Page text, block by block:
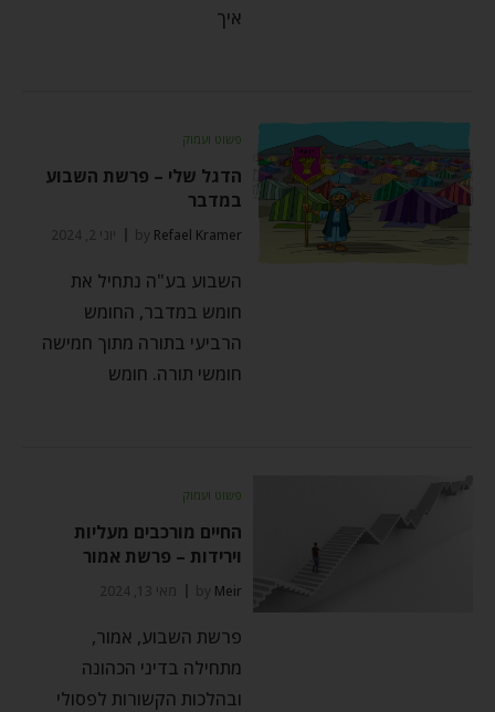
איך
פשוט ועמוק
הדגל שלי – פרשת השבוע
במדבר
by Refael Kramer יוני 2, 2024
השבוע בע"ה נתחיל את
חומש במדבר, החומש
הרביעי בתורה מתוך חמישה
חומשי תורה. חומש
פשוט ועמוק
החיים מורכבים מעליות
וירידות – פרשת אמור
by Meir מאי 13, 2024
פרשת השבוע, אמור,
מתחילה בדיני הכהונה
ובהלכות הקשורות לפסולי